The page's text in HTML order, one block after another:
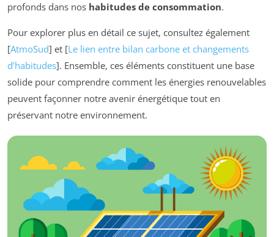
profonds dans nos habitudes de consommation.
Pour explorer plus en détail ce sujet, consultez également
[AtmoSud] et [Le lien entre bilan carbone et changements
d’habitudes]. Ensemble, ces éléments constituent une base
solide pour comprendre comment les énergies renouvelables
peuvent façonner notre avenir énergétique tout en
préservant notre environnement.